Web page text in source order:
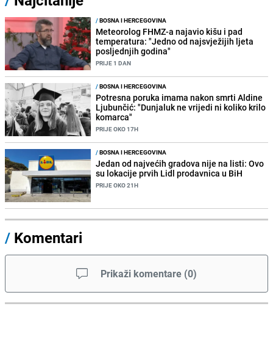
/BOSNA I HERCEGOVINA
Meteorolog FHMZ-a najavio kišu i pad
temperatura: "Jedno od najsvježijih ljeta
posljednjih godina"
PRIJE 1 DAN
/BOSNA I HERCEGOVINA
Potresna poruka imama nakon smrti Aldine
Ljubunčić: "Dunjaluk ne vrijedi ni koliko krilo
komarca"
PRIJE OKO 17H
/BOSNA I HERCEGOVINA
Jedan od najvećih gradova nije na listi: Ovo
su lokacije prvih Lidl prodavnica u BiH
PRIJE OKO 21H
/ Komentari
Prikaži komentare (0)